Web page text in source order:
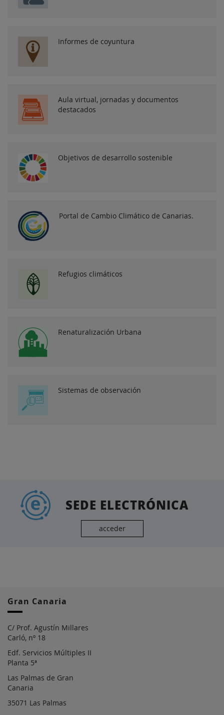
Informes de coyuntura
Aula virtual, jornadas y documentos
destacados
Objetivos de desarrollo sostenible
Portal de Cambio Climático de Canarias.
Refugios climáticos
Renaturalización Urbana
Sistemas de observación
SEDE ELECTRÓNICA
acceder
Gran Canaria
C/ Prof. Agustín Millares
Carló, nº 18
Edf. Servicios Múltiples II
Planta 5ª
Las Palmas de Gran
Canaria
35071 Las Palmas